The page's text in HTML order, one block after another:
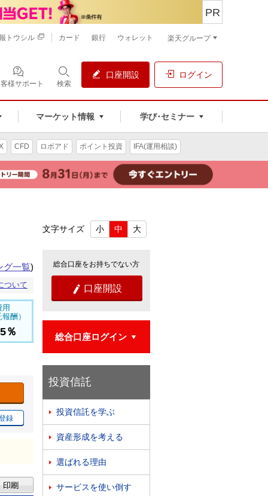
様サポート 検索
口座開設 ログイン
マーケット情報 学び･セミナー
PR
トウシル カード 銀行 ウォレット 楽天グループ
CFD ロボアド ポイント投資 IFA(運用相談)
グ一覧)
ついて
用
酬）
％
録
文字サイズ 小 中 大
総合口座をお持ちでない方
 口座開設
総合口座ログイン
投資信託
 投資信託を学ぶ
 資産形成を考える
 選ばれる理由
 サービスを使い倒す